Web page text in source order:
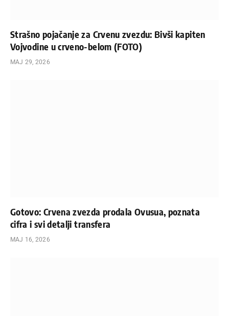
Strašno pojačanje za Crvenu zvezdu: Bivši kapiten
Vojvodine u crveno-belom (FOTO)
МАЈ 29, 2026
Gotovo: Crvena zvezda prodala Ovusua, poznata
cifra i svi detalji transfera
МАЈ 16, 2026